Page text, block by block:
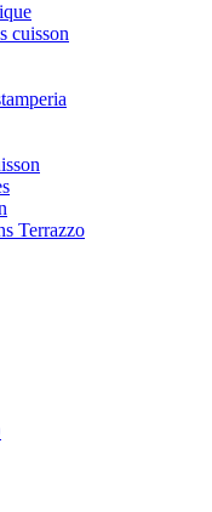
cuisson
Terrazzo